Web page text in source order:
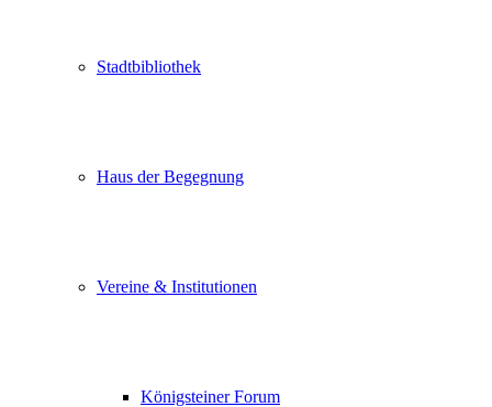
Stadtbibliothek
Haus der Begegnung
Vereine & Institutionen
Königsteiner Forum